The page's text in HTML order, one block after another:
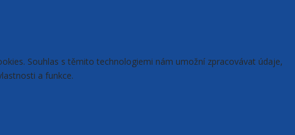
Souhlas s těmito technologiemi nám umožní zpracovávat údaje,
a funkce.